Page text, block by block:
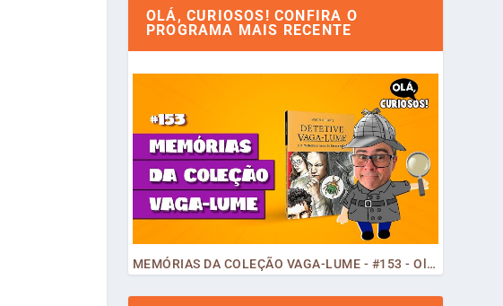
OLÁ, CURIOSOS! CONFIRA O
PROGRAMA MAIS RECENTE
MEMÓRIAS DA COLEÇÃO VAGA-LUME - #153 - Olá, Curiosos! 2023